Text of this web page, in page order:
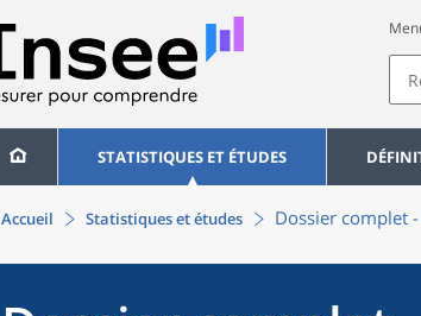
STATISTIQUES ET ÉTUDES
Accueil Statistiques et études Dossier complet